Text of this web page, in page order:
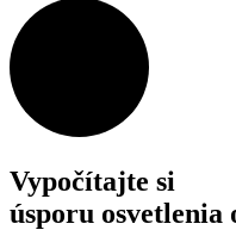
Vypočítajte si
úsporu osvetlenia